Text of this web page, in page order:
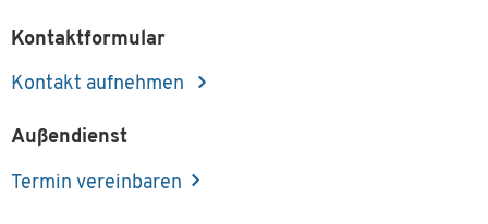
Kontaktformular
Kontakt aufnehmen
Außendienst
Termin vereinbaren